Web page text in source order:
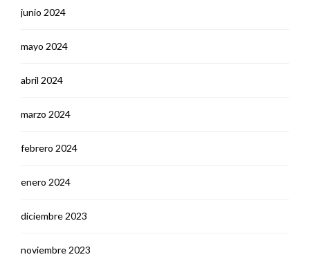
junio 2024
mayo 2024
abril 2024
marzo 2024
febrero 2024
enero 2024
diciembre 2023
noviembre 2023